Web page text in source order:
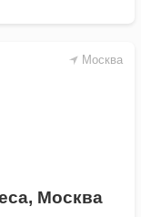
Москва
Москва